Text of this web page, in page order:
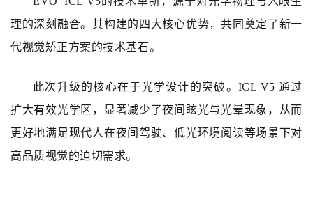
理的深刻融合。其构建的四大核心优势，共同奠定了新一
代视觉矫正方案的技术基石。
此次升级的核心在于光学设计的突破。ICL V5 通过
扩大有效光学区，显著减少了夜间眩光与光晕现象，从而
更好地满足现代人在夜间驾驶、低光环境阅读等场景下对
高品质视觉的迫切需求。